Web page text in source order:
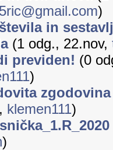
)
in
(1 odg., 22.nov,
previden! (0
)
klemen111)
)